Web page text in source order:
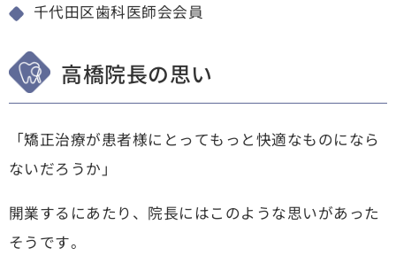
千代田区歯科医師会会員
高橋院長の思い
「矯正治療が患者様にとってもっと快適なものになら
ないだろうか」
開業するにあたり、院長にはこのような思いがあった
そうです。